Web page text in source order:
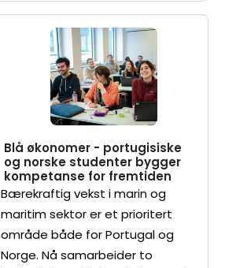
Blå økonomer - portugisiske
og norske studenter bygger
kompetanse for fremtiden
Bærekraftig vekst i marin og
maritim sektor er et prioritert
område både for Portugal og
Norge. Nå samarbeider to